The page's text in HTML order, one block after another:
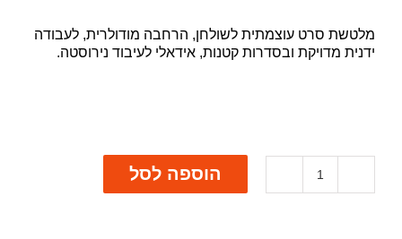
מלטשת סרט עוצמתית לשולחן, הרחבה מודולרית, לעבודה
ידנית מדויקת ובסדרות קטנות, אידאלי לעיבוד נירוסטה.
כמות
הוספה לסל